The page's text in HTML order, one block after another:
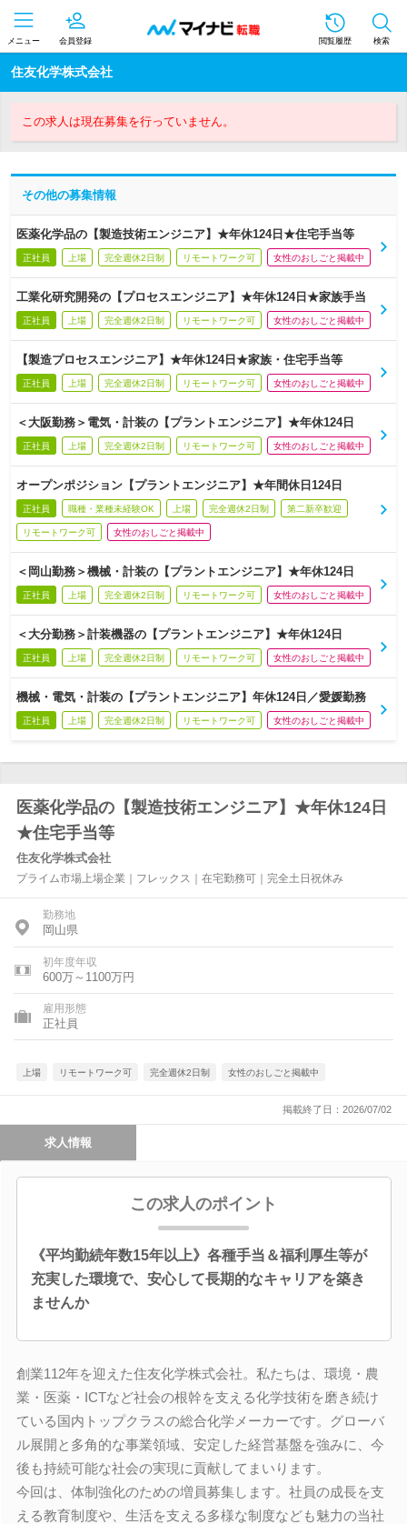
メニュー 会員登録 閲覧履歴 検索
住友化学株式会社
この求人は現在募集を行っていません。
その他の募集情報
医薬化学品の【製造技術エンジニア】★年休124日★住宅手当等
正社員 上場 完全週休2日制 リモートワーク可 女性のおしごと掲載中
工業化研究開発の【プロセスエンジニア】★年休124日★家族手当
正社員 上場 完全週休2日制 リモートワーク可 女性のおしごと掲載中
【製造プロセスエンジニア】★年休124日★家族・住宅手当等
正社員 上場 完全週休2日制 リモートワーク可 女性のおしごと掲載中
＜大阪勤務＞電気・計装の【プラントエンジニア】★年休124日
正社員 上場 完全週休2日制 リモートワーク可 女性のおしごと掲載中
オープンポジション【プラントエンジニア】★年間休日124日
正社員 職種・業種未経験OK 上場 完全週休2日制 第二新卒歓迎
リモートワーク可 女性のおしごと掲載中
＜岡山勤務＞機械・計装の【プラントエンジニア】★年休124日
正社員 上場 完全週休2日制 リモートワーク可 女性のおしごと掲載中
＜大分勤務＞計装機器の【プラントエンジニア】★年休124日
正社員 上場 完全週休2日制 リモートワーク可 女性のおしごと掲載中
機械・電気・計装の【プラントエンジニア】年休124日／愛媛勤務
正社員 上場 完全週休2日制 リモートワーク可 女性のおしごと掲載中
医薬化学品の【製造技術エンジニア】★年休124日
★住宅手当等
住友化学株式会社
プライム市場上場企業｜フレックス｜在宅勤務可｜完全土日祝休み
勤務地
岡山県
初年度年収
600万～1100万円
雇用形態
正社員
上場 リモートワーク可 完全週休2日制 女性のおしごと掲載中
掲載終了日：2026/07/02
求人情報
この求人のポイント
《平均勤続年数15年以上》各種手当＆福利厚生等が
充実した環境で、安心して長期的なキャリアを築き
ませんか
創業112年を迎えた住友化学株式会社。私たちは、環境・農
業・医薬・ICTなど社会の根幹を支える化学技術を磨き続け
ている国内トップクラスの総合化学メーカーです。グローバ
ル展開と多角的な事業領域、安定した経営基盤を強みに、今
後も持続可能な社会の実現に貢献してまいります。
今回は、体制強化のための増員募集します。社員の成長を支
える教育制度や、生活を支える多様な制度なども魅力の当社